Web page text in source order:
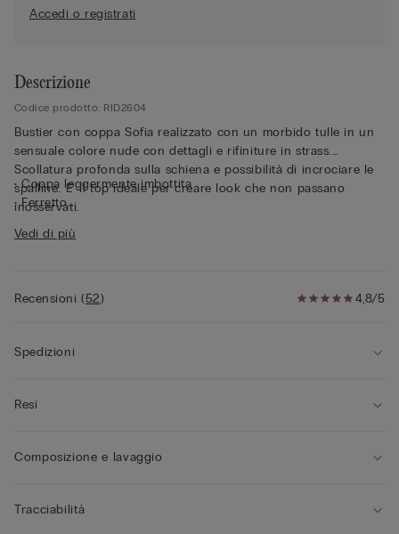
Accedi o registrati
Descrizione
Codice prodotto: RID2604
Bustier con coppa Sofia realizzato con un morbido tulle in un
sensuale colore nude con dettagli e rifiniture in strass.
Scollatura profonda sulla schiena e possibilità di incrociare le
spalline. E' il top ideale per creare look che non passano
inosservati.
• Coppa leggermente imbottita
• Ferretto
• Spallina rivestira con strass regolabile nella parte posteriore
• La modella è alta 175 cm e indossa la taglia 2B / 75B / 34B /
Vedi di più
4,8/5
Recensioni(52)
Spedizioni
Resi
Composizione e lavaggio
Tracciabilità